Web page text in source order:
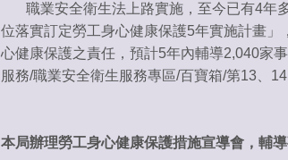
職業安全衛生法上路實施，至今已有4年
位落實訂定勞工身心健康保護5年實施計畫
心健康保護之責任，預計5年內輔導2,040家
服務/職業安全衛生服務專區/百寶箱/第13、
本局辦理勞工身心健康保護措施宣導會，輔